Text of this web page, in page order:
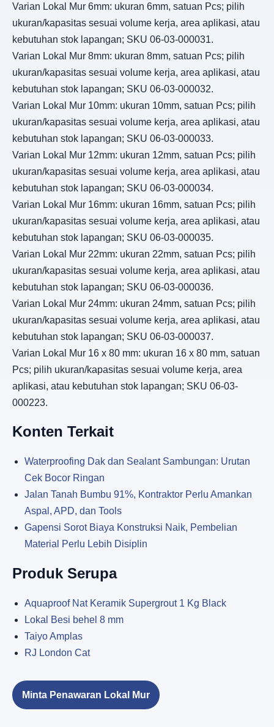
Varian Lokal Mur 6mm: ukuran 6mm, satuan Pcs; pilih
ukuran/kapasitas sesuai volume kerja, area aplikasi, atau
kebutuhan stok lapangan; SKU 06-03-000031.
Varian Lokal Mur 8mm: ukuran 8mm, satuan Pcs; pilih
ukuran/kapasitas sesuai volume kerja, area aplikasi, atau
kebutuhan stok lapangan; SKU 06-03-000032.
Varian Lokal Mur 10mm: ukuran 10mm, satuan Pcs; pilih
ukuran/kapasitas sesuai volume kerja, area aplikasi, atau
kebutuhan stok lapangan; SKU 06-03-000033.
Varian Lokal Mur 12mm: ukuran 12mm, satuan Pcs; pilih
ukuran/kapasitas sesuai volume kerja, area aplikasi, atau
kebutuhan stok lapangan; SKU 06-03-000034.
Varian Lokal Mur 16mm: ukuran 16mm, satuan Pcs; pilih
ukuran/kapasitas sesuai volume kerja, area aplikasi, atau
kebutuhan stok lapangan; SKU 06-03-000035.
Varian Lokal Mur 22mm: ukuran 22mm, satuan Pcs; pilih
ukuran/kapasitas sesuai volume kerja, area aplikasi, atau
kebutuhan stok lapangan; SKU 06-03-000036.
Varian Lokal Mur 24mm: ukuran 24mm, satuan Pcs; pilih
ukuran/kapasitas sesuai volume kerja, area aplikasi, atau
kebutuhan stok lapangan; SKU 06-03-000037.
Varian Lokal Mur 16 x 80 mm: ukuran 16 x 80 mm, satuan
Pcs; pilih ukuran/kapasitas sesuai volume kerja, area
aplikasi, atau kebutuhan stok lapangan; SKU 06-03-
000223.
Konten Terkait
Waterproofing Dak dan Sealant Sambungan: Urutan
Cek Bocor Ringan
Jalan Tanah Bumbu 91%, Kontraktor Perlu Amankan
Aspal, APD, dan Tools
Gapensi Sorot Biaya Konstruksi Naik, Pembelian
Material Perlu Lebih Disiplin
Produk Serupa
Aquaproof Nat Keramik Supergrout 1 Kg Black
Lokal Besi behel 8 mm
Taiyo Amplas
RJ London Cat
Minta Penawaran Lokal Mur